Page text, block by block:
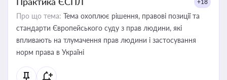
+18
Про що тема: Тема охоплює рішення, правові позиції та
стандарти Європейського суду з прав людини, які
впливають на тлумачення прав людини і застосування
норм права в Україні